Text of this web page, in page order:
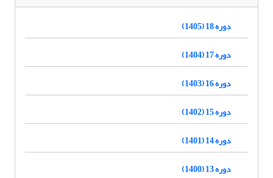
دوره 18 (1405)
دوره 17 (1404)
دوره 16 (1403)
دوره 15 (1402)
دوره 14 (1401)
دوره 13 (1400)